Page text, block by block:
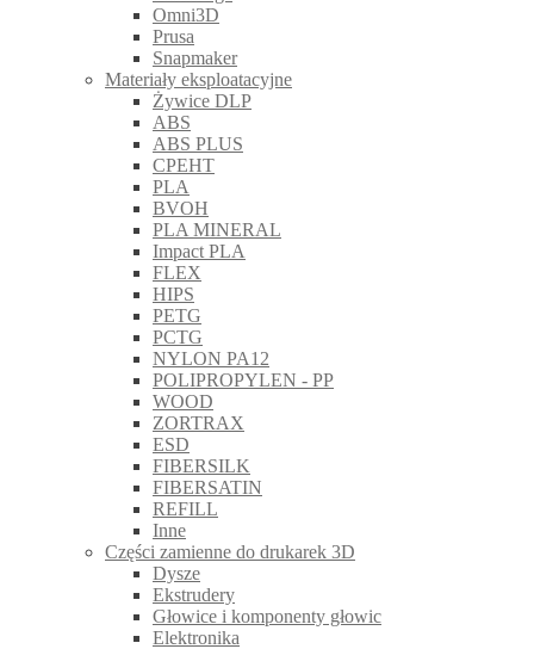
Omni3D
Prusa
Snapmaker
Materiały eksploatacyjne
Żywice DLP
ABS
ABS PLUS
CPEHT
PLA
BVOH
PLA MINERAL
Impact PLA
FLEX
HIPS
PETG
PCTG
NYLON PA12
POLIPROPYLEN - PP
WOOD
ZORTRAX
ESD
FIBERSILK
FIBERSATIN
REFILL
Inne
Części zamienne do drukarek 3D
Dysze
Ekstrudery
Głowice i komponenty głowic
Elektronika